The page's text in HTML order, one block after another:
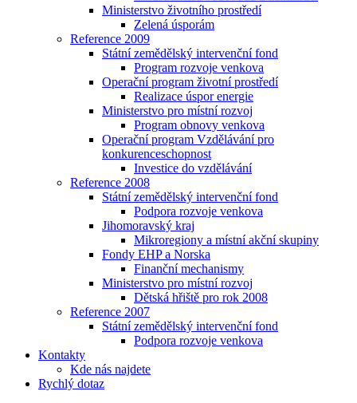
Ministerstvo životního prostředí
Zelená úsporám
Reference 2009
Státní zemědělský intervenční fond
Program rozvoje venkova
Operační program životní prostředí
Realizace úspor energie
Ministerstvo pro místní rozvoj
Program obnovy venkova
Operační program Vzdělávání pro
konkurenceschopnost
Investice do vzdělávání
Reference 2008
Státní zemědělský intervenční fond
Podpora rozvoje venkova
Jihomoravský kraj
Mikroregiony a místní akční skupiny
Fondy EHP a Norska
Finanční mechanismy
Ministerstvo pro místní rozvoj
Dětská hřiště pro rok 2008
Reference 2007
Státní zemědělský intervenční fond
Podpora rozvoje venkova
Kontakty
Kde nás najdete
Rychlý dotaz